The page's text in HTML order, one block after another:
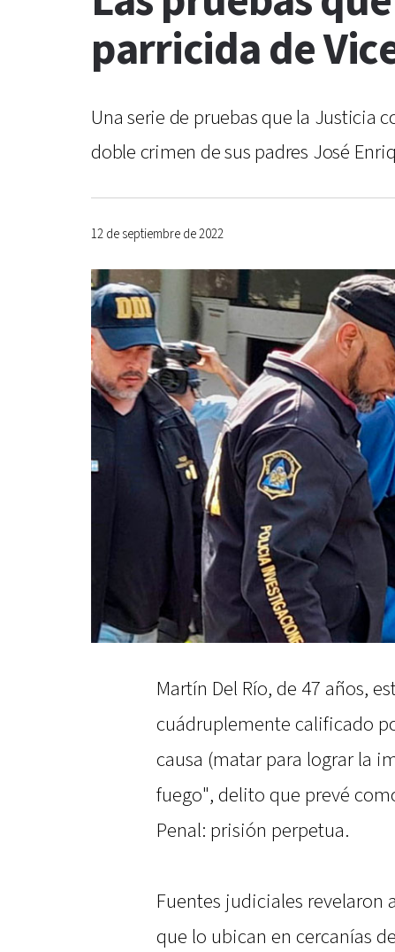
parricida de
Una serie de pruebas que la Justicia
doble crimen de sus padres José
12 de septiembre de 2022
Martín Del Río, de 47 años,
cuádruplemente calificado
causa (matar para lograr la
fuego", delito que prevé
Penal: prisión perpetua.
Fuentes judiciales revelaron
que lo ubican en cercanías